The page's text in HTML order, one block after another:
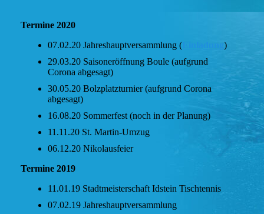
Termine 2020
07.02.20 Jahreshauptversammlung (
)
29.03.20 Saisoneröffnung Boule (aufgrund
Corona abgesagt)
30.05.20 Bolzplatzturnier (aufgrund Corona
abgesagt)
16.08.20 Sommerfest (noch in der Planung)
11.11.20 St. Martin-Umzug
06.12.20 Nikolausfeier
Termine 2019
11.01.19 Stadtmeisterschaft Idstein Tischtennis
07.02.19 Jahreshauptversammlung